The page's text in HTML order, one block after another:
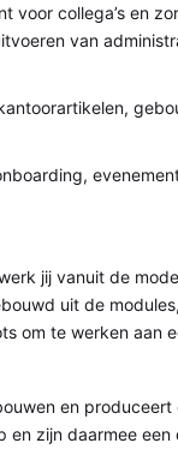
voor collega’s en
van
jij vanuit de
uit de
om te werken aan
en
zijn daarmee